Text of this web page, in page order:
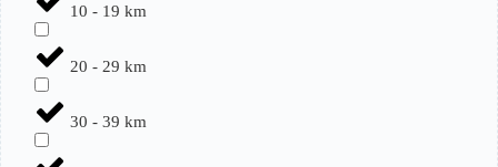
10 - 19 km
20 - 29 km
30 - 39 km